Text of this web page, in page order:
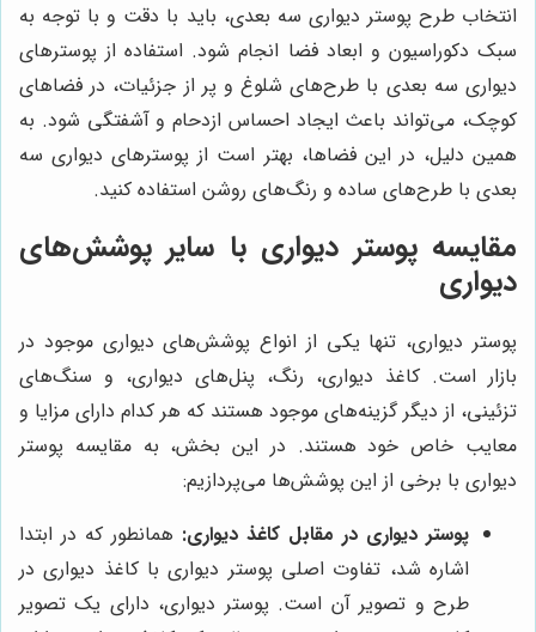
انتخاب طرح پوستر دیواری سه بعدی، باید با دقت و با توجه به
سبک دکوراسیون و ابعاد فضا انجام شود. استفاده از پوسترهای
دیواری سه بعدی با طرح‌های شلوغ و پر از جزئیات، در فضاهای
کوچک، می‌تواند باعث ایجاد احساس ازدحام و آشفتگی شود. به
همین دلیل، در این فضاها، بهتر است از پوسترهای دیواری سه
بعدی با طرح‌های ساده و رنگ‌های روشن استفاده کنید.
مقایسه پوستر دیواری با سایر پوشش‌های
دیواری
پوستر دیواری، تنها یکی از انواع پوشش‌های دیواری موجود در
بازار است. کاغذ دیواری، رنگ، پنل‌های دیواری، و سنگ‌های
تزئینی، از دیگر گزینه‌های موجود هستند که هر کدام دارای مزایا و
معایب خاص خود هستند. در این بخش، به مقایسه پوستر
دیواری با برخی از این پوشش‌ها می‌پردازیم:
پوستر دیواری در مقابل کاغذ دیواری: همانطور که در ابتدا
اشاره شد، تفاوت اصلی پوستر دیواری با کاغذ دیواری در
طرح و تصویر آن است. پوستر دیواری، دارای یک تصویر